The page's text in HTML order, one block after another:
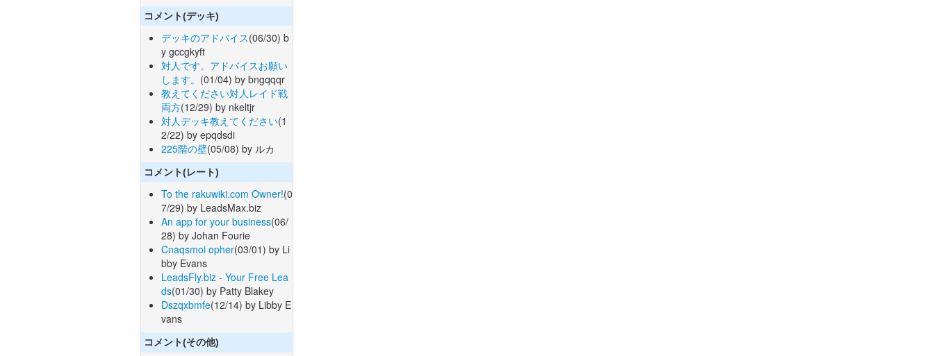
コメント(デッキ)
デッキのアドバイス(06/30) b
y gccgkyft
対人です。アドバイスお願い
します。 (01/04) by bngqqqr
教えてください対人レイド戦
両方(12/29) by nkeltjr
対人デッキ教えてください(1
2/22) by epqdsdi
225階の壁(05/08) by ルカ
コメント(レート)
To the rakuwiki.com Owner!(0
7/29) by LeadsMax.biz
An app for your business(06/
28) by Johan Fourie
Cnaqsmoi opher(03/01) by Li
bby Evans
LeadsFly.biz - Your Free Lea
ds(01/30) by Patty Blakey
Dszqxbmfe(12/14) by Libby E
vans
コメント(その他)